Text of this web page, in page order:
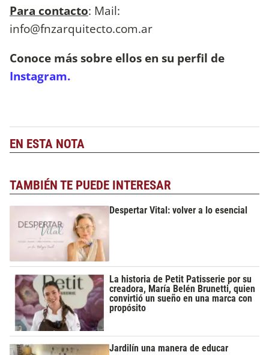
Para contacto: Mail:
info@fnzarquitecto.com.ar
Conoce más sobre ellos en su perfil de
Instagram.
EN ESTA NOTA
TAMBIÉN TE PUEDE INTERESAR
Despertar Vital: volver a lo esencial
La historia de Petit Patisserie por su
creadora, María Belén Brunetti, quien
convirtió un sueño en una marca con
propósito
Jardilín una manera de educar